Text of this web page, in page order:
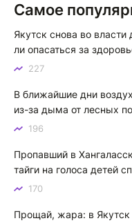
Якутск сквозь века: от
К
Котя злой
Зной в Сибири, тем
тем более говорить
песнях поют…
Самое
Якутск снова во
ли опасаться за
227
В ближайшие дни
из-за дыма от лесных
196
Пропавший в
тайги на голоса детей
170
Прощай, жара: в